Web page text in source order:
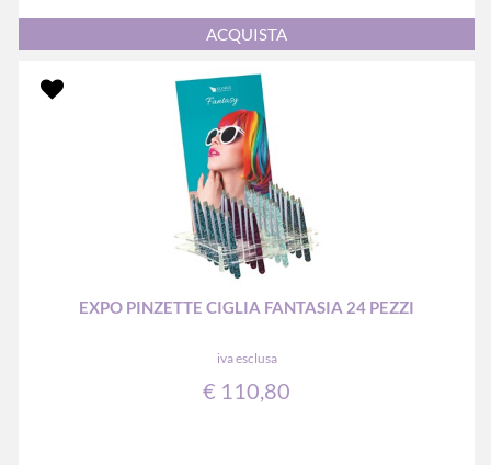
Quantità
ACQUISTA
EXPO PINZETTE CIGLIA FANTASIA 24 PEZZI
iva esclusa
€ 110,80